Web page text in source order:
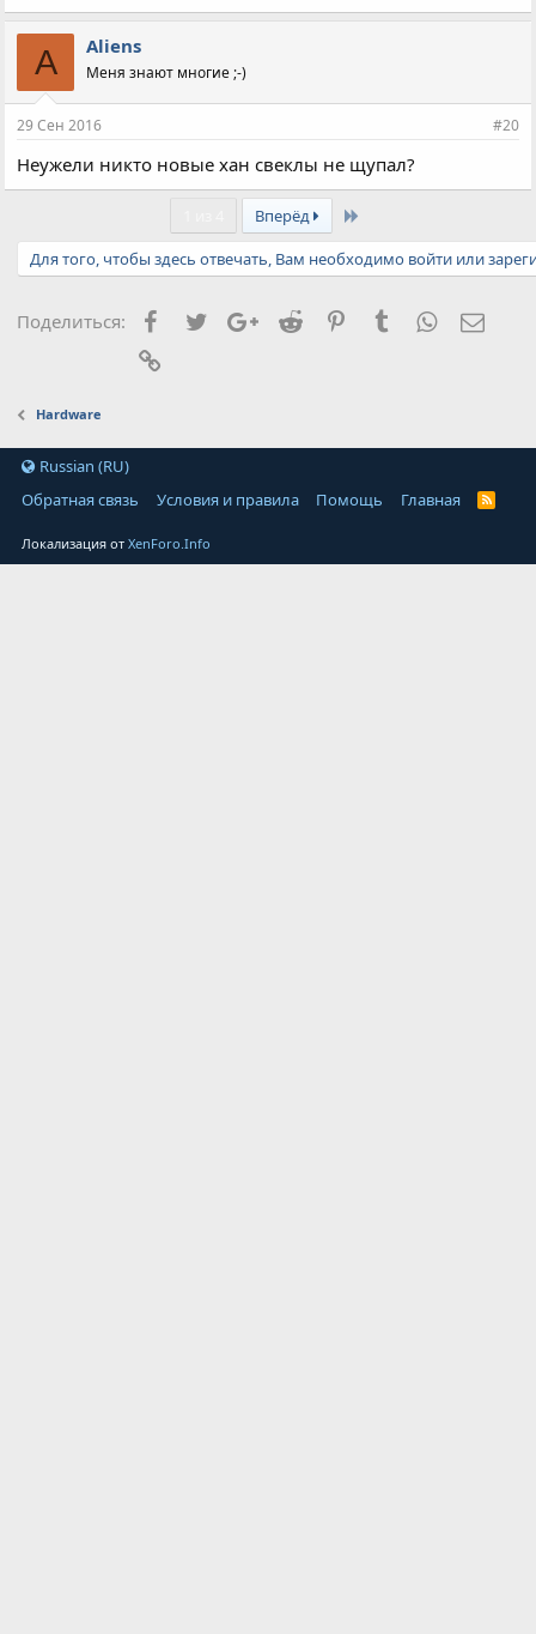
A Aliens
Меня знают многие ;-)
29 Сен 2016 #20
Неужели никто новые хан свеклы не щупал?
Вперёд Last
Для того, чтобы здесь отвечать, Вам необходимо войти или
Поделиться: Facebook
TwitterGoogle+
Reddit PinterestTumblrWhatsApp
Hardware
Russian (RU)
Обратная связь
Условия и правила Помощь Главная
Локализация отXenForo.Info